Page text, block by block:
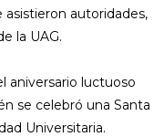
asistieron autoridades,
la UAG.
aniversario luctuoso
se celebró una Santa
Universitaria.